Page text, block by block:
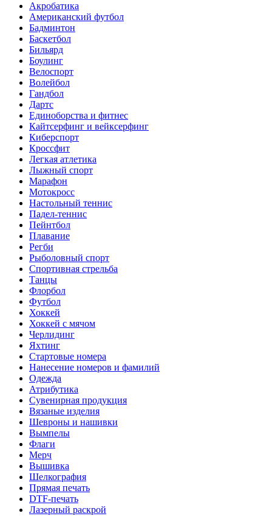
Акробатика
Американский футбол
Бадминтон
Баскетбол
Бильярд
Боулинг
Велоспорт
Волейбол
Гандбол
Дартс
Единоборства и фитнес
Кайтсерфинг и вейксерфинг
Киберспорт
Кроссфит
Легкая атлетика
Лыжный спорт
Марафон
Мотокросс
Настольный теннис
Падел-теннис
Пейнтбол
Плавание
Регби
Рыболовный спорт
Спортивная стрельба
Танцы
Флорбол
Футбол
Хоккей
Хоккей с мячом
Черлидинг
Яхтинг
Стартовые номера
Нанесение номеров и фамилий
Одежда
Атрибутика
Сувенирная продукция
Вязаные изделия
Шевроны и нашивки
Вымпелы
Флаги
Мерч
Вышивка
Шелкография
Прямая печать
DTF-печать
Лазерный раскрой